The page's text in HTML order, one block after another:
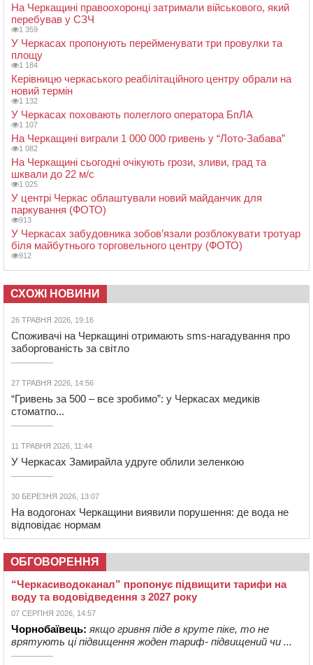
На Черкащині правоохоронці затримали військового, який
перебував у СЗЧ
1 359
У Черкасах пропонують перейменувати три провулки та
площу
1 184
Керівницю черкаського реабілітаційного центру обрали на
новий термін
1 132
У Черкасах поховають полеглого оператора БпЛА
1 107
На Черкащині виграли 1 000 000 гривень у “Лото-Забава”
1 082
На Черкащині сьогодні очікують грози, зливи, град та
шквали до 22 м/с
1 025
У центрі Черкас облаштували новий майданчик для
паркування (ФОТО)
913
У Черкасах забудовника зобов’язали розблокувати тротуар
біля майбутнього торговельного центру (ФОТО)
912
СХОЖІ НОВИНИ
26 ТРАВНЯ 2026, 19:16
Споживачі на Черкащині отримають sms-нагадування про
заборгованість за світло
27 ТРАВНЯ 2026, 14:56
“Гривень за 500 – все зробимо”: у Черкасах медиків
стоматпо...
11 ТРАВНЯ 2026, 11:44
У Черкасах Замирайла удруге облили зеленкою
30 БЕРЕЗНЯ 2026, 13:07
На водогонах Черкащини виявили порушення: де вода не
відповідає нормам
ОБГОВОРЕННЯ
“Черкасиводоканал” пропонує підвищити тарифи на
воду та водовідведення з 2027 року
07 СЕРПНЯ 2026, 14:57
Чорнобаївець: якщо гривня піде в круте піке, то не
врятують ці підвищення жоден тариф- підвищений чи ...